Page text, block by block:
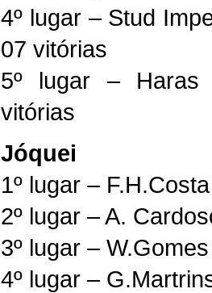
4º lugar – Stud
07 vitórias
5º lugar – Haras
vitórias
Jóquei
1º lugar –
2º lugar – A.
3º lugar –
4º lugar –